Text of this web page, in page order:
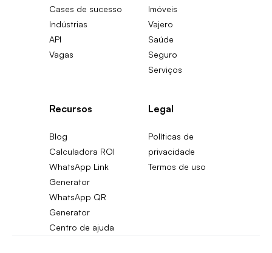
Cases de sucesso
Indústrias
API
Vagas
Imóveis
Vajero
Saúde
Seguro
Serviços
Recursos
Blog
Calculadora ROI
WhatsApp Link
Generator
WhatsApp QR
Generator
Centro de ajuda
Legal
Políticas de
privacidade
Termos de uso